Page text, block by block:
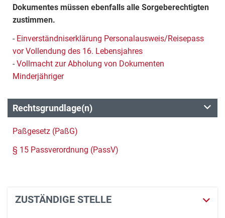
Dokumentes müssen ebenfalls alle Sorgeberechtigten
zustimmen.
- Einverständniserklärung Personalausweis/Reisepass
vor Vollendung des 16. Lebensjahres
- Vollmacht zur Abholung von Dokumenten
Minderjähriger
Rechtsgrundlage(n)
Paßgesetz (PaßG)
§ 15 Passverordnung (PassV)
ZUSTÄNDIGE STELLE